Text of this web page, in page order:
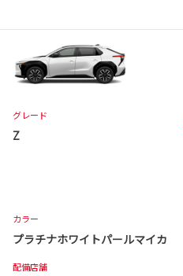
グレード
Z
カラー
プラチナホワイトパールマイカ
配備店舗